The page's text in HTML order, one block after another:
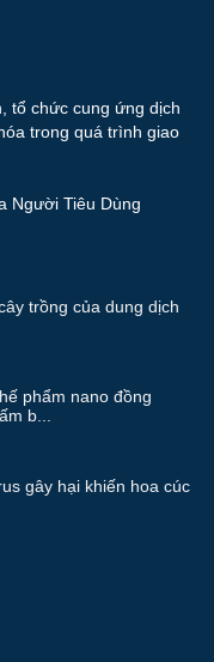
tổ chức cung ứng dịch
trong quá trình giao
Người Tiêu Dùng
trồng của dung dịch
phẩm nano đồng
b...
gây hại khiến hoa cúc